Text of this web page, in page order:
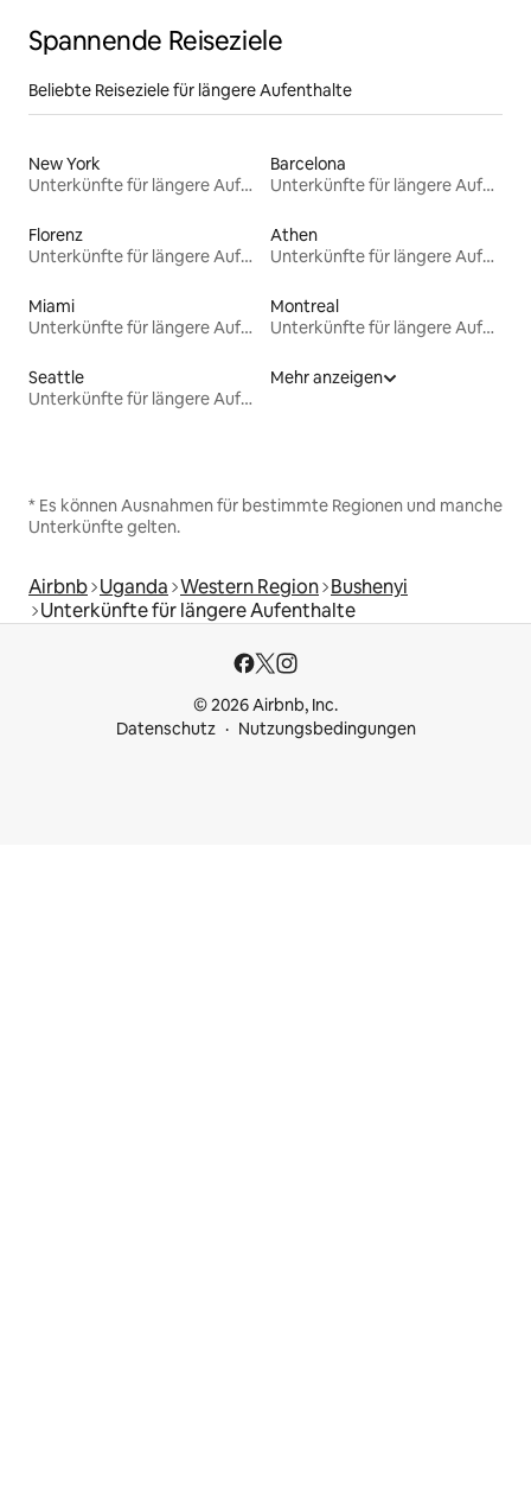
Spannende Reiseziele
Beliebte Reiseziele für längere Aufenthalte
New York
Unterkünfte für längere Aufenthalte
Barcelona
Unterkünfte für längere Aufenthalte
Florenz
Unterkünfte für längere Aufenthalte
Athen
Unterkünfte für längere Aufenthalte
Miami
Unterkünfte für längere Aufenthalte
Montreal
Unterkünfte für längere Aufenthalte
Seattle
Unterkünfte für längere Aufenthalte
Mehr anzeigen
* Es können Ausnahmen für bestimmte Regionen und manche
Unterkünfte gelten.
Airbnb Uganda Western Region Bushenyi
Unterkünfte für längere Aufenthalte
© 2026 Airbnb, Inc.
Datenschutz
Nutzungsbedingungen